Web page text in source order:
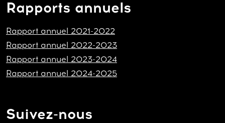
Rapports annuels
Rapport annuel 2021-2022
Rapport annuel 2022-2023
Rapport annuel 2023-2024
Rapport annuel 2024-2025
Suivez-nous